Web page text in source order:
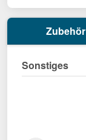
Zubehör
Sonstiges